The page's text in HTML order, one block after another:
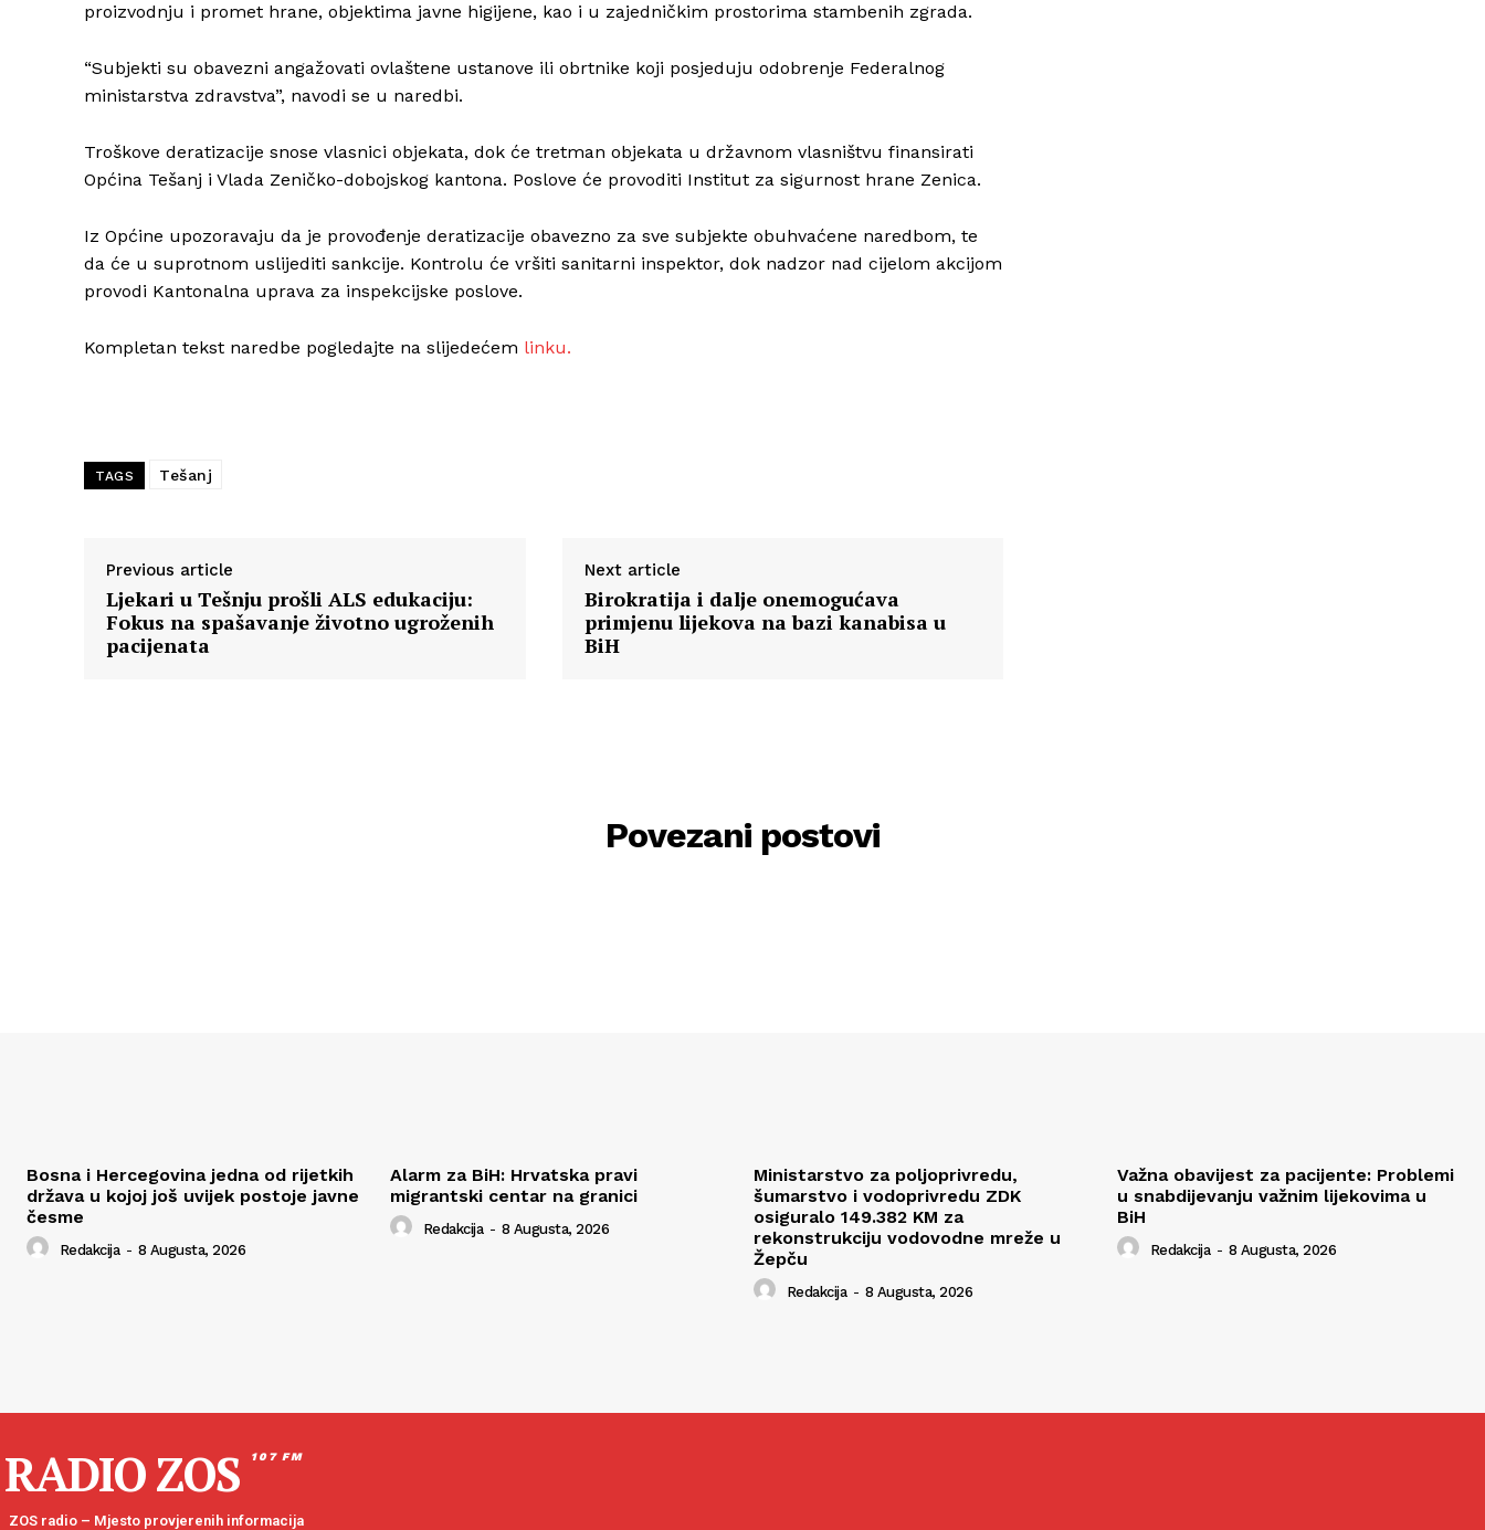
proizvodnju i promet hrane, objektima javne higijene, kao i u zajedničkim prostorima stambenih zgrada.
“Subjekti su obavezni angažovati ovlaštene ustanove ili obrtnike koji posjeduju odobrenje Federalnog
ministarstva zdravstva”, navodi se u naredbi.
Troškove deratizacije snose vlasnici objekata, dok će tretman objekata u državnom vlasništvu finansirati
Općina Tešanj i Vlada Zeničko-dobojskog kantona. Poslove će provoditi Institut za sigurnost hrane Zenica.
Iz Općine upozoravaju da je provođenje deratizacije obavezno za sve subjekte obuhvaćene naredbom, te
da će u suprotnom uslijediti sankcije. Kontrolu će vršiti sanitarni inspektor, dok nadzor nad cijelom akcijom
provodi Kantonalna uprava za inspekcijske poslove.
Kompletan tekst naredbe pogledajte na slijedećem linku.
TAGS Tešanj
Previous article
Ljekari u Tešnju prošli ALS edukaciju:
Fokus na spašavanje životno ugroženih
pacijenata
Next article
Birokratija i dalje onemogućava
primjenu lijekova na bazi kanabisa u
BiH
Povezani postovi
Bosna i Hercegovina jedna od rijetkih
država u kojoj još uvijek postoje javne
česme
Redakcija - 8 Augusta, 2026
Alarm za BiH: Hrvatska pravi
migrantski centar na granici
Redakcija - 8 Augusta, 2026
Ministarstvo za poljoprivredu,
šumarstvo i vodoprivredu ZDK
osiguralo 149.382 KM za
rekonstrukciju vodovodne mreže u
Žepču
Redakcija - 8 Augusta, 2026
Važna obavijest za pacijente: Problemi
u snabdijevanju važnim lijekovima u
BiH
Redakcija - 8 Augusta, 2026
RADIO ZOS 107 FM
ZOS radio – Mjesto provjerenih informacija